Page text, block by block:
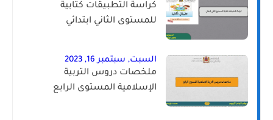
كراسة التطبيقات كتابية
للمستوى الثاني ابتدائي
السبت, سبتمبر 16, 2023
ملخصات دروس التربية
الإسلامية المستوى الرابع